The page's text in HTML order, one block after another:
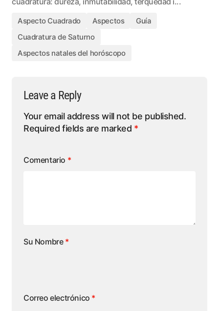
Aspecto Cuadrado Aspectos
Guía
Cuadratura de Saturno
Aspectos natales del horóscopo
Leave a Reply
Your email address will not be published.
Required fields are marked *
Comentario *
Su Nombre *
Correo electrónico *